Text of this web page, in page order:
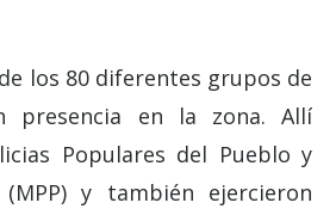
los 80 diferentes grupos de
presencia en la zona. Allí
Populares del Pueblo y
y también ejercieron